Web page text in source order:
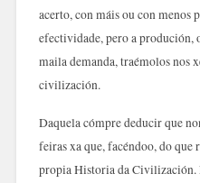
acerto, con máis ou con menos
efectividade, pero a produción,
maila demanda, traémolos nos
civilización.
Daquela cómpre deducir que
feiras xa que, facéndoo, do que
propia Historia da Civilización.